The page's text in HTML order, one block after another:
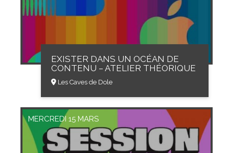
EXISTER DANS UN OCÉAN DE
CONTENU – ATELIER THÉORIQUE
Les Caves de Dole
MERCREDI 15 MARS